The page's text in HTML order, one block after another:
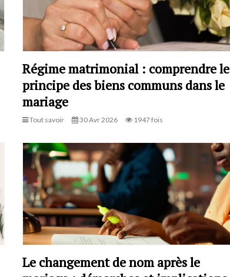
Régime matrimonial : comprendre le
principe des biens communs dans le
mariage
Tout savoir 30 Avr 2026 1947 fois
Le changement de nom après le